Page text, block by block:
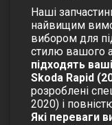
Наші
найвищим
вибором для
стилю вашого
підходять
Skoda Rapid
розроблені
2020) і
Які переваги